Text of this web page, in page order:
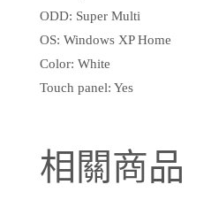
ODD: Super Multi
OS: Windows XP Home
Color: White
Touch panel: Yes
相關商品